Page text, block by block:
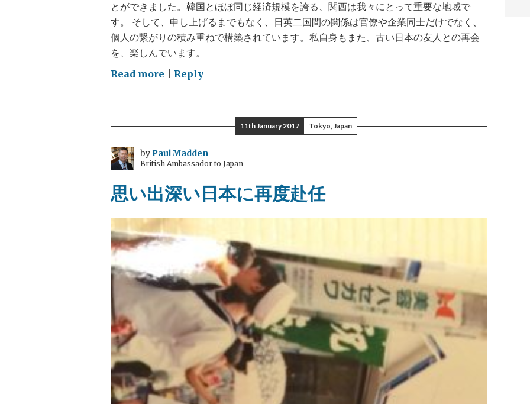
とができました。韓国とほぼ同じ経済規模を誇る、関西は我々にとって重要な地域で
す。 そして、申し上げるまでもなく、日英二国間の関係は官僚や企業同士だけでなく、
個人の繋がりの積み重ねで構築されています。私自身もまた、古い日本の友人との再会
を、楽しんでいます。
Read more on
一
ヶ
目
Reply
11th January 2017 Tokyo, Japan
byPaul Madden
British Ambassador to Japan
思い出深い日本に再度赴任